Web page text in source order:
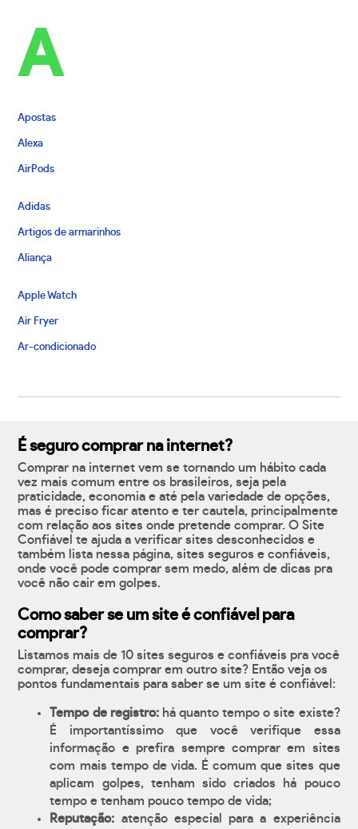
A
Apostas
Alexa
AirPods
Adidas
Artigos de armarinhos
Aliança
Apple Watch
Air Fryer
Ar-condicionado
É seguro comprar na internet?
Comprar na internet vem se tornando um hábito cada
vez mais comum entre os brasileiros, seja pela
praticidade, economia e até pela variedade de opções,
mas é preciso ficar atento e ter cautela, principalmente
com relação aos sites onde pretende comprar. O Site
Confiável te ajuda a verificar sites desconhecidos e
também lista nessa página, sites seguros e confiáveis,
onde você pode comprar sem medo, além de dicas pra
você não cair em golpes.
Como saber se um site é confiável para
comprar?
Listamos mais de 10 sites seguros e confiáveis pra você
comprar, deseja comprar em outro site? Então veja os
pontos fundamentais para saber se um site é confiável:
Tempo de registro:há quanto tempo o site existe?
É importantíssimo que você verifique essa
informação e prefira sempre comprar em sites
com mais tempo de vida. É comum que sites que
aplicam golpes, tenham sido criados há pouco
tempo e tenham pouco tempo de vida;
Reputação: atenção especial para a experiência